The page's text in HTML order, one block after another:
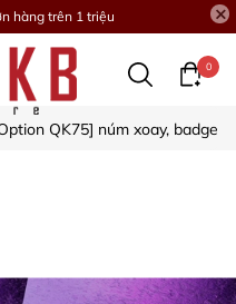
hàng trên 1 triệu
0
QK75] núm xoay, badge